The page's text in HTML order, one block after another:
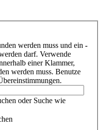
werden muss und ein -
darf. Verwende
einer Klammer,
werden muss. Benutze
oder Suche wie